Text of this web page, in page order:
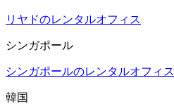
リヤドのレンタルオフィス
シンガポール
シンガポールのレンタルオフィス
韓国